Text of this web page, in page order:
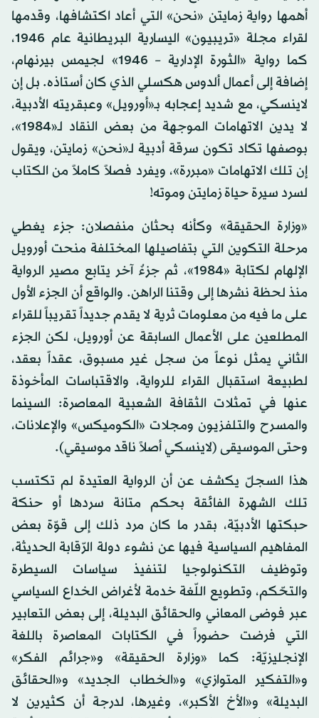
أهمها رواية زمايتن «نحن» التي أعاد اكتشافها، وقدمها
لقراء مجلة «تريبيون» اليسارية البريطانية عام 1946،
كما رواية «الثورة الإدارية – 1946» لجيمس بيرنهام،
إضافة إلى أعمال ألدوس هكسلي الذي كان أستاذه. بل إن
لاينسكي، مع شديد إعجابه بـ«أورويل» وعبقريته الأدبية،
لا يدين الاتهامات الموجهة من بعض النقاد لـ«1984»،
بوصفها تكاد تكون سرقة أدبية لـ«نحن» زمايتن، ويقول
إن تلك الاتهامات «مبررة»، ويفرد فصلاً كاملاً من الكتاب
لسرد سيرة حياة زمايتن وموته!
«وزارة الحقيقة» وكأنه بحثان منفصلان: جزء يغطي
مرحلة التكوين التي بتفاصيلها المختلفة منحت أورويل
الإلهام لكتابة «1984»، ثم جزءٌ آخر يتابع مصير الرواية
منذ لحظة نشرها إلى وقتنا الراهن. والواقع أن الجزء الأول
على ما فيه من معلومات ثرية لا يقدم جديداً تقريباً للقراء
المطلعين على الأعمال السابقة عن أورويل، لكن الجزء
الثاني يمثل نوعاً من سجل غير مسبوق، عقداً بعقد،
لطبيعة استقبال القراء للرواية، والاقتباسات المأخوذة
عنها في تمثلات الثقافة الشعبية المعاصرة: السينما
والمسرح والتلفزيون ومجلات «الكوميكس» والإعلانات،
وحتى الموسيقى (لاينسكي أصلاً ناقد موسيقي).
هذا السجلّ يكشف عن أن الرواية العتيدة لم تكتسب
تلك الشهرة الفائقة بحكم متانة سردها أو حنكة
حبكتها الأدبيّة، بقدر ما كان مرد ذلك إلى قوّة بعض
المفاهيم السياسية فيها عن نشوء دولة الرّقابة الحديثة،
وتوظيف التكنولوجيا لتنفيذ سياسات السيطرة
والتحّكم، وتطويع اللّغة خدمة لأغراض الخداع السياسي
عبر فوضى المعاني والحقائق البديلة، إلى بعض التعابير
التي فرضت حضوراً في الكتابات المعاصرة باللغة
الإنجليزيّة: كما «وزارة الحقيقة» و«جرائم الفكر»
و«التفكير المتوازي» و«الخطاب الجديد» و«الحقائق
البديلة» و«الأخ الأكبر»، وغيرها، لدرجة أن كثيرين لا